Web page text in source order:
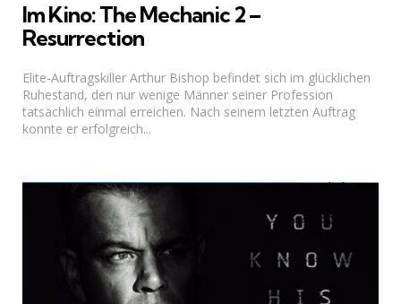
Im Kino: The Mechanic 2 –
Resurrection
Elite-Auftragskiller Arthur Bishop befindet sich im glücklichen
Ruhestand, den nur wenige Männer seiner Profession
tatsächlich einmal erreichen. Nach seinem letzten Auftrag
konnte er erfolgreich...